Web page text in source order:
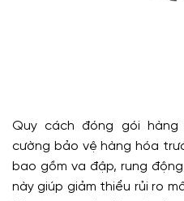
Quy cách đóng gói
cường bảo vệ hàng hóa
bao gồm va đập, rung
này giúp giảm thiểu rủi ro